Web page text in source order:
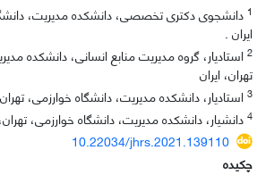
1 دانشجوی دکتری تخصصی، دانشکده مدیریت،
ایران .
2 استادیار، گروه مدیریت منابع انسانی، دانشکده
تهران، ایران
3 استادیار، دانشکده مدیریت، دانشگاه خوارزمی،
4 دانشیار، دانشکده مدیریت، دانشگاه خوارزمی،
10.22034/jhrs.2021.139110
چکیده